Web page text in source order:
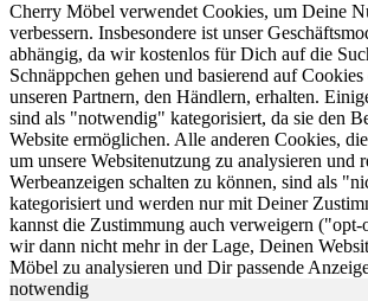
Cherry Möbel verwendet Cookies, um Deine
verbessern. Insbesondere ist unser
abhängig, da wir kostenlos für Dich auf die
Schnäppchen gehen und basierend auf
unseren Partnern, den Händlern, erhalten.
sind als "notwendig" kategorisiert, da sie den
Website ermöglichen. Alle anderen Cookies,
um unsere Websitenutzung zu analysieren und
Werbeanzeigen schalten zu können, sind als
kategorisiert und werden nur mit Deiner
kannst die Zustimmung auch verweigern
wir dann nicht mehr in der Lage, Deinen
Möbel zu analysieren und Dir passende
notwendig